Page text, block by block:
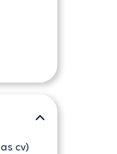
cv)